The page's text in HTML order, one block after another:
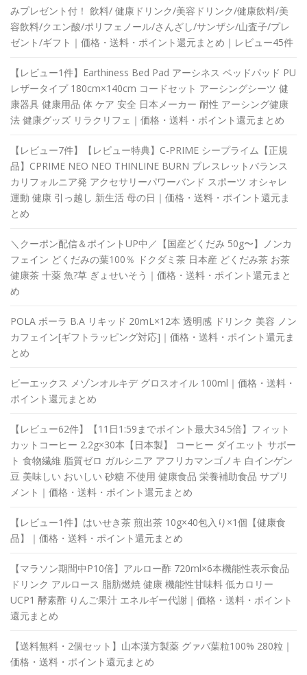
みプレゼント付！ 飲料/ 健康ドリンク/美容ドリンク/健康飲料/美
容飲料/クエン酸/ポリフェノール/さんざし/サンザシ/山査子/プレ
ゼント/ギフト｜価格・送料・ポイント還元まとめ｜レビュー45件
【レビュー1件】Earthiness Bed Pad アーシネス ベッドパッド PU
レザータイプ 180cm×140cm コードセット アーシングシーツ 健
康器具 健康用品 体 ケア 安全 日本メーカー 耐性 アーシング健康
法 健康グッズ リラクリフェ｜価格・送料・ポイント還元まとめ
【レビュー7件】【レビュー特典】C-PRIME シープライム【正規
品】CPRIME NEO NEO THINLINE BURN ブレスレットバランス
カリフォルニア発 アクセサリーパワーバンド スポーツ オシャレ
運動 健康 引っ越し 新生活 母の日｜価格・送料・ポイント還元ま
とめ
＼クーポン配信＆ポイントUP中／【国産どくだみ 50g〜】ノンカ
フェイン どくだみの葉100％ ドクダミ茶 日本産 どくだみ茶 お茶
健康茶 十薬 魚?草 ぎょせいそう｜価格・送料・ポイント還元まと
め
POLA ポーラ B.A リキッド 20mL×12本 透明感 ドリンク 美容 ノン
カフェイン[ギフトラッピング対応]｜価格・送料・ポイント還元ま
とめ
ビーエックス メゾンオルキデ グロスオイル 100ml｜価格・送料・
ポイント還元まとめ
【レビュー62件】【11日1:59までポイント最大34.5倍】フィット
カットコーヒー 2.2g×30本【日本製】 コーヒー ダイエット サポー
ト 食物繊維 脂質ゼロ ガルシニア アフリカマンゴノキ 白インゲン
豆 美味しい おいしい 砂糖 不使用 健康食品 栄養補助食品 サプリ
メント｜価格・送料・ポイント還元まとめ
【レビュー1件】はいせき茶 煎出茶 10g×40包入り×1個【健康食
品】｜価格・送料・ポイント還元まとめ
【マラソン期間中P10倍】アルロー酢 720ml×6本機能性表示食品
ドリンク アルロース 脂肪燃焼 健康 機能性甘味料 低カロリー
UCP1 酵素酢 りんご果汁 エネルギー代謝｜価格・送料・ポイント
還元まとめ
【送料無料・2個セット】山本漢方製薬 グァバ葉粒100% 280粒｜
価格・送料・ポイント還元まとめ